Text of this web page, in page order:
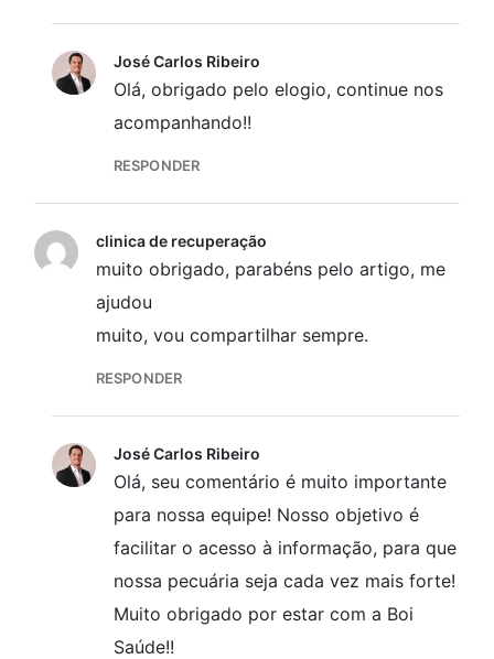
José Carlos Ribeiro
Olá, obrigado pelo elogio, continue nos
acompanhando!!
RESPONDER
clinica de recuperação
muito obrigado, parabéns pelo artigo, me
ajudou
muito, vou compartilhar sempre.
RESPONDER
José Carlos Ribeiro
Olá, seu comentário é muito importante
para nossa equipe! Nosso objetivo é
facilitar o acesso à informação, para que
nossa pecuária seja cada vez mais forte!
Muito obrigado por estar com a Boi
Saúde!!